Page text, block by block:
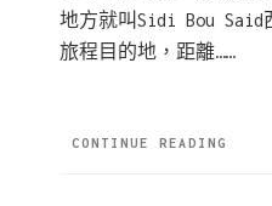
地方就叫Sidi Bou Said
旅程目的地，距離……
CONTINUE READING